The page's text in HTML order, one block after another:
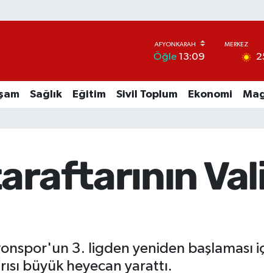
Öğle 13:09
Sağlık Eğitim Sivil Toplum Ekonomi
3. ligden yeniden başlaması
büyük heyecan yarattı.